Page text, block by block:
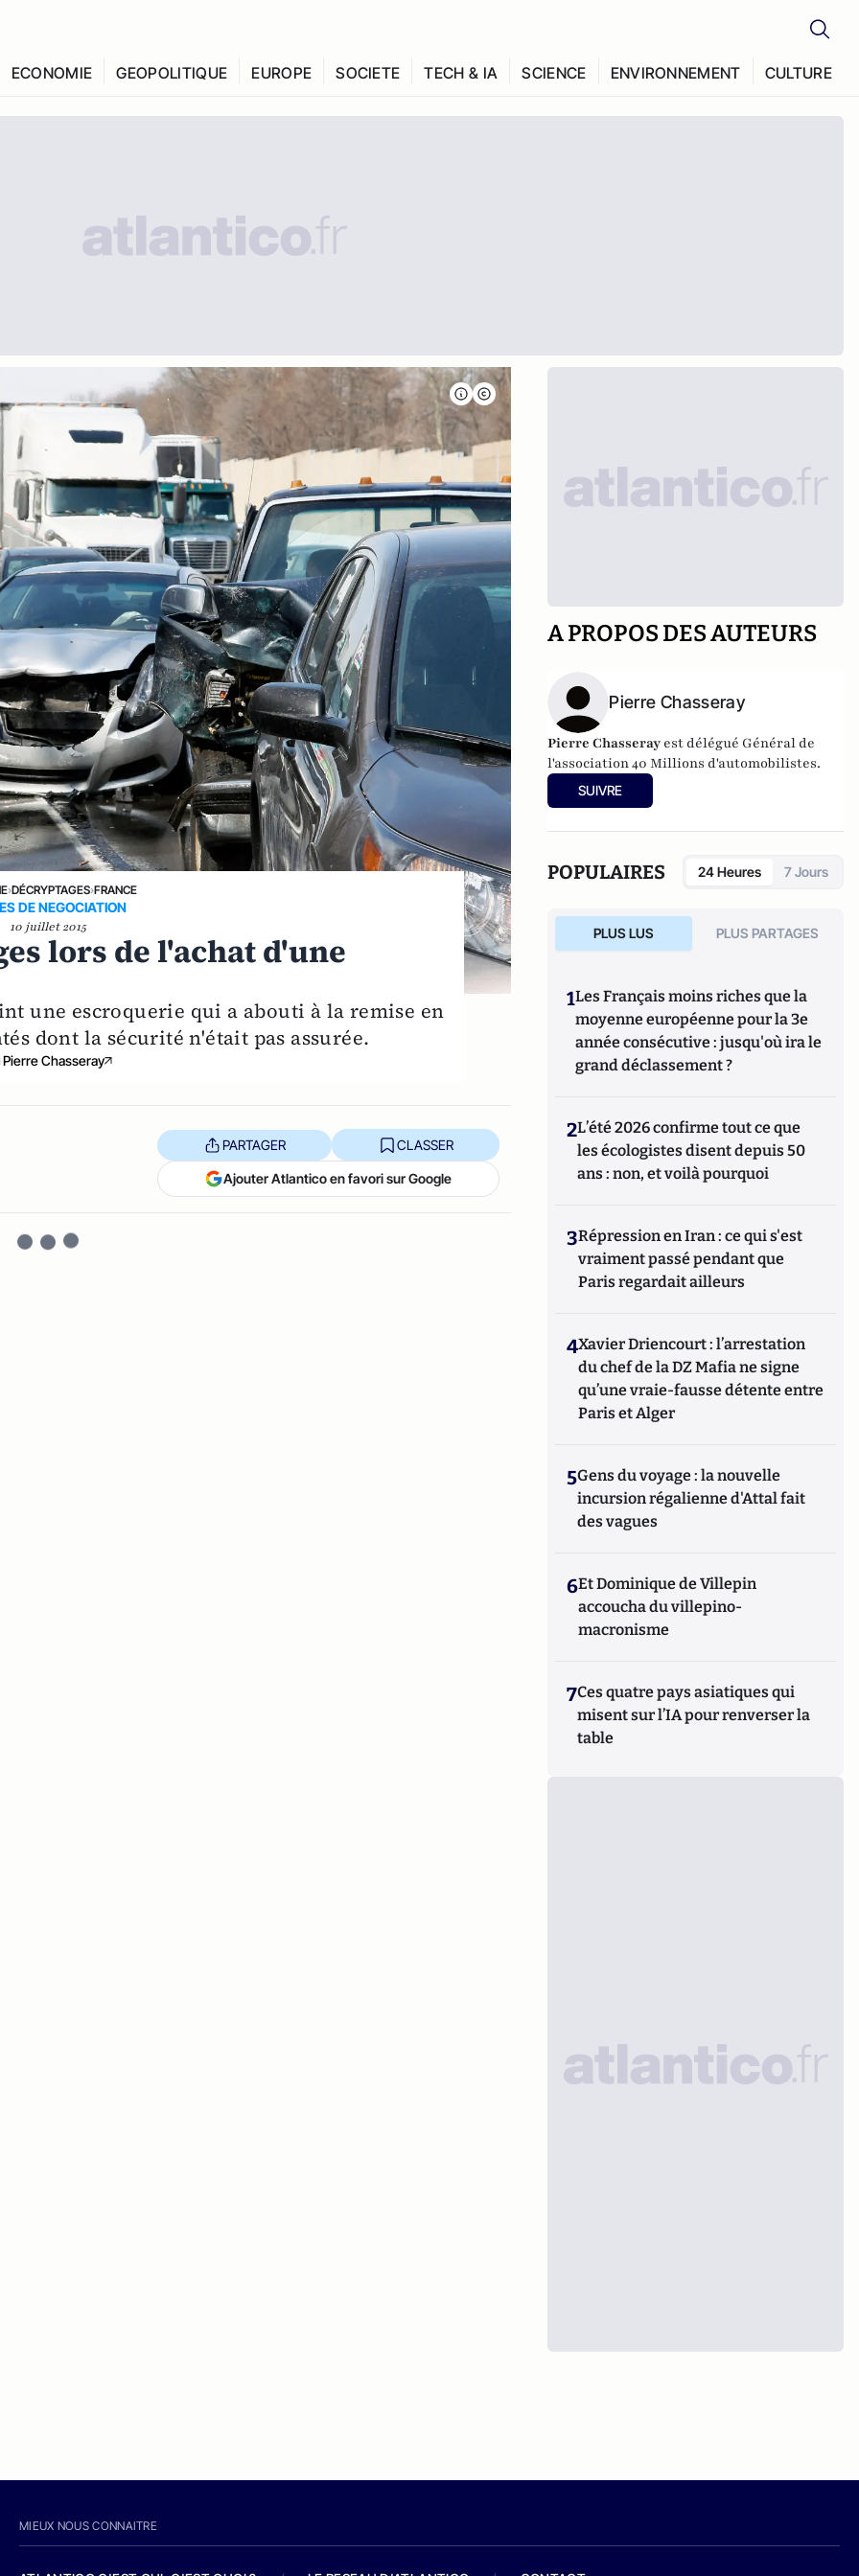
ECONOMIE GEOPOLITIQUE EUROPE SOCIETE TECH & IA SCIENCE ENVIRONNEMENT CULTURE
›DÉCRYPTAGES›FRANCE
DE NEGOCIATION
10 juillet 2015
lors de l'achat d'une
une escroquerie qui a abouti à la remise en
dont la sécurité n'était pas assurée.
Pierre Chasseray
PARTAGER CLASSER
Ajouter Atlantico en favori sur Google
A PROPOS DES AUTEURS
Pierre Chasseray
Pierre Chasseray est délégué Général de
l'association 40 Millions d'automobilistes.
SUIVRE
POPULAIRES 24 Heures 7 Jours
PLUS LUS PLUS PARTAGES
1Les Français moins riches que la
moyenne européenne pour la 3e
année consécutive : jusqu'où ira le
grand déclassement ?
2L’été 2026 confirme tout ce que
les écologistes disent depuis 50
ans : non, et voilà pourquoi
3Répression en Iran : ce qui s'est
vraiment passé pendant que
Paris regardait ailleurs
4Xavier Driencourt : l’arrestation
du chef de la DZ Mafia ne signe
qu’une vraie-fausse détente entre
Paris et Alger
5Gens du voyage : la nouvelle
incursion régalienne d'Attal fait
des vagues
6Et Dominique de Villepin
accoucha du villepino-
macronisme
7Ces quatre pays asiatiques qui
misent sur l’IA pour renverser la
table
MIEUX NOUS CONNAITRE